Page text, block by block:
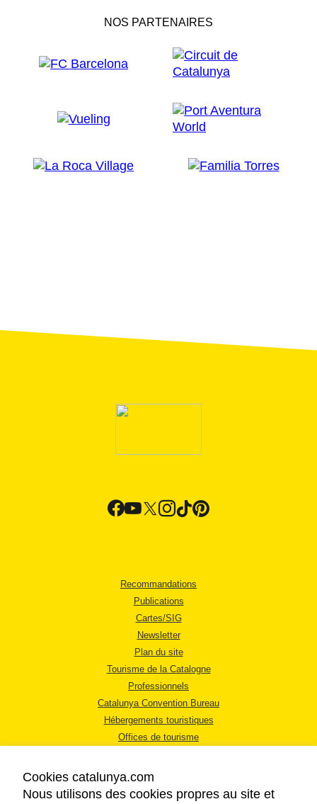
NOS PARTENAIRES
Recommandations
Publications
Cartes/SIG
Newsletter
Plan du site
Tourisme de la Catalogne
Professionnels
Catalunya Convention Bureau
Hébergements touristiques
Offices de tourisme
Cookies catalunya.com
Nous utilisons des cookies propres au site et